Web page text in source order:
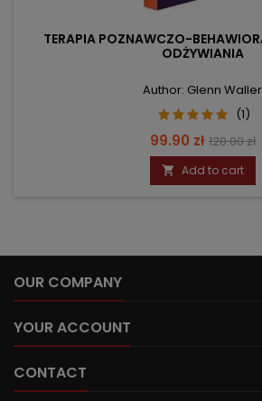
TERAPIA POZNAWCZO-
ODŻYWIANIA
Author: Glenn Waller
(1)
Price
99.90 zł Regular
price
120.00 zł
 Add to cart
OUR COMPANY
YOUR ACCOUNT
CONTACT